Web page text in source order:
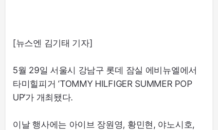
[뉴스엔 김기태 기자]
5월 29일 서울시 강남구 롯데 잠실 에비뉴엘에서
타미힐피거 ‘TOMMY HILFIGER SUMMER POP
UP’가 개최됐다.
이날 행사에는 아이브 장원영, 황민현, 야노시호,